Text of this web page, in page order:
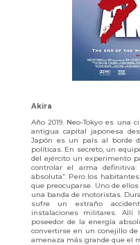
Akira
Año 2019. Neo-Tokyo es una
antigua capital japonesa
Japón es un país al borde
políticas. En secreto, un
del ejército un experimento
controlar el arma
absoluta”. Pero los
que preocuparse. Uno de
una banda de motoristas.
sufre un extraño
instalaciones militares. Allí
poseedor de la energía
convertirse en un conejillo
amenaza más grande que el